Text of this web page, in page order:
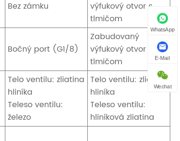
Bez zámku
výfukový otvor s
tlmičom
Bočný port (G1/8)
Zabudovaný
výfukový otvor s
tlmičom
Telo ventilu: zliatina
hliníka
Teleso ventilu:
železo
Telo ventilu: zliatina
hliníka
Teleso ventilu:
hliníková zliatina
WhatsApp
E-Mail
Wechat